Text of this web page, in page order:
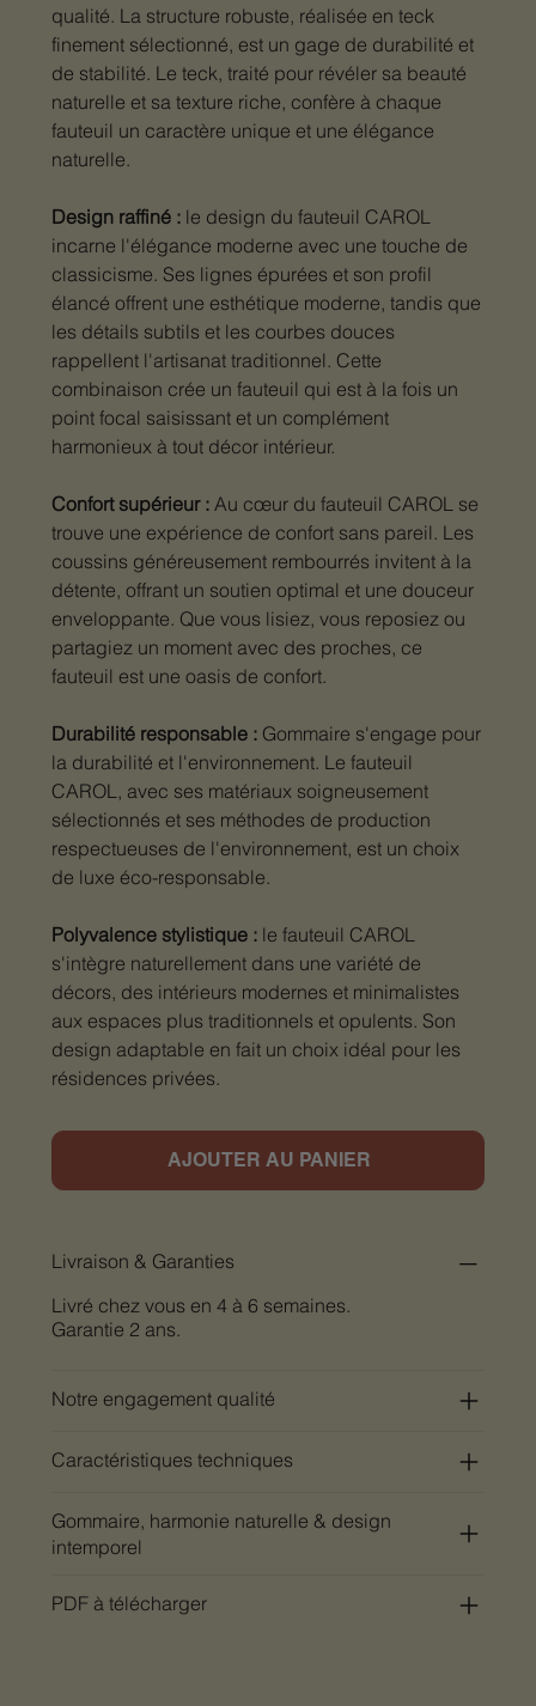
qualité. La structure robuste, réalisée en teck
finement sélectionné, est un gage de durabilité et
de stabilité. Le teck, traité pour révéler sa beauté
naturelle et sa texture riche, confère à chaque
fauteuil un caractère unique et une élégance
naturelle.
Design raffiné :le design du fauteuil CAROL
incarne l'élégance moderne avec une touche de
classicisme. Ses lignes épurées et son profil
élancé offrent une esthétique moderne, tandis que
les détails subtils et les courbes douces
rappellent l'artisanat traditionnel. Cette
combinaison crée un fauteuil qui est à la fois un
point focal saisissant et un complément
harmonieux à tout décor intérieur.
Confort supérieur :Au cœur du fauteuil CAROL se
trouve une expérience de confort sans pareil. Les
coussins généreusement rembourrés invitent à la
détente, offrant un soutien optimal et une douceur
enveloppante. Que vous lisiez, vous reposiez ou
partagiez un moment avec des proches, ce
fauteuil est une oasis de confort.
Durabilité responsable :Gommaire s'engage pour
la durabilité et l'environnement. Le fauteuil
CAROL, avec ses matériaux soigneusement
sélectionnés et ses méthodes de production
respectueuses de l'environnement, est un choix
de luxe éco-responsable.
Polyvalence stylistique :le fauteuil CAROL
s'intègre naturellement dans une variété de
décors, des intérieurs modernes et minimalistes
aux espaces plus traditionnels et opulents. Son
design adaptable en fait un choix idéal pour les
résidences privées.
AJOUTER AU PANIER
Livraison & Garanties
Livré chez vous en 4 à 6 semaines.
Garantie 2 ans.
Notre engagement qualité
Caractéristiques techniques
Gommaire, harmonie naturelle & design
intemporel
PDF à télécharger